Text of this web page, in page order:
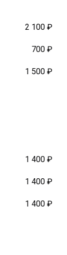
2 100 ₽
700 ₽
1 500 ₽
1 400 ₽
1 400 ₽
1 400 ₽